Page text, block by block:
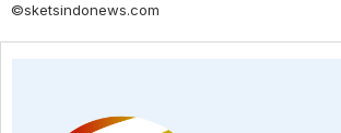
©sketsindonews.com